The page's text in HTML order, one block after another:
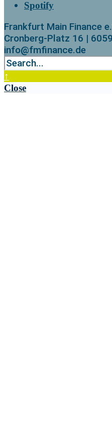
Spotify
Frankfurt Main Finance
Cronberg-Platz 16 |
info@fmfinance.de
↑
Close